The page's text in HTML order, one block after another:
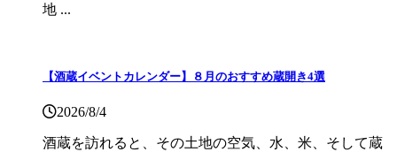
地 ...
【酒蔵イベントカレンダー】８月のおすすめ蔵開き4選
2026/8/4
酒蔵を訪れると、その土地の空気、水、米、そして蔵